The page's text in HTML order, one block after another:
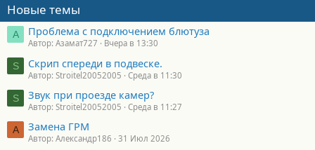
Новые темы
А Проблема с подключением блютуза
Автор: Азамат727 Вчера в 13:30
S Скрип спереди в подвеске.
Автор: Stroitel20052005 Среда в 11:30
S Звук при проезде камер?
Автор: Stroitel20052005 Среда в 11:27
А Замена ГРМ
Автор: Александр186 31 Июл 2026